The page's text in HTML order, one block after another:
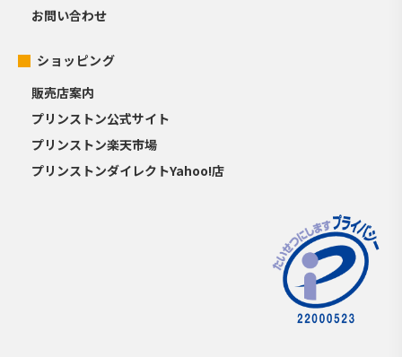
お問い合わせ
ショッピング
販売店案内
プリンストン公式サイト
プリンストン楽天市場
プリンストンダイレクトYahoo!店